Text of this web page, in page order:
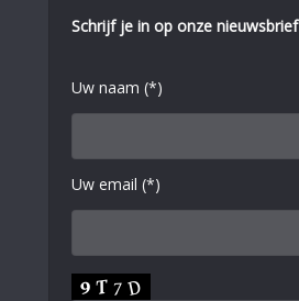
Schrijf je in op onze nieuwsbrief
Uw naam (*)
Uw email (*)